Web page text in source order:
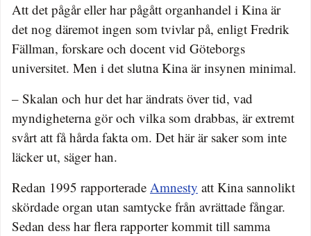
Att det pågår eller har pågått organhandel i Kina är
det nog däremot ingen som tvivlar på, enligt Fredrik
Fällman, forskare och docent vid Göteborgs
universitet. Men i det slutna Kina är insynen minimal.
– Skalan och hur det har ändrats över tid, vad
myndigheterna gör och vilka som drabbas, är extremt
svårt att få hårda fakta om. Det här är saker som inte
läcker ut, säger han.
Redan 1995 rapporterade Amnesty att Kina sannolikt
skördade organ utan samtycke från avrättade fångar.
Sedan dess har flera rapporter kommit till samma